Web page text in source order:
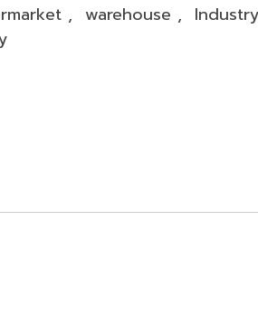
, warehouse , Industry